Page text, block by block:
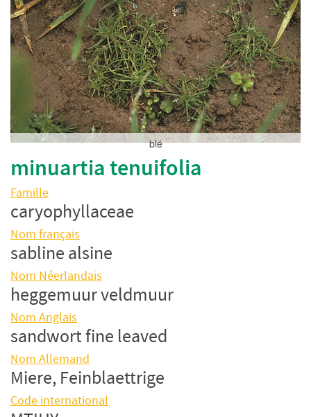
blé
minuartia tenuifolia
Famille
caryophyllaceae
Nom français
sabline alsine
Nom Néerlandais
heggemuur veldmuur
Nom Anglais
sandwort fine leaved
Nom Allemand
Miere, Feinblaettrige
Code international